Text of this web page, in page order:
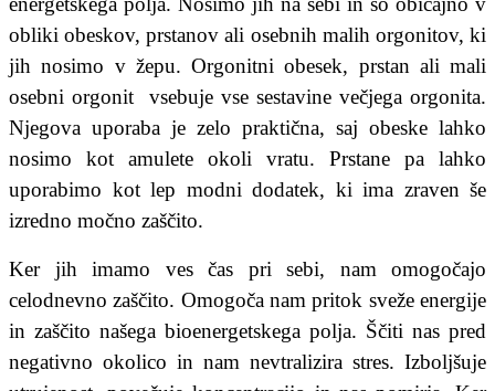
obliki obeskov, prstanov ali osebnih malih orgonitov, ki
jih nosimo v žepu. Orgonitni obesek, prstan ali mali
osebni orgonit vsebuje vse sestavine večjega orgonita.
Njegova uporaba je zelo praktična, saj obeske lahko
nosimo kot amulete okoli vratu. Prstane pa lahko
uporabimo kot lep modni dodatek, ki ima zraven še
izredno močno zaščito.
Ker jih imamo ves čas pri sebi, nam omogočajo
celodnevno zaščito. Omogoča nam pritok sveže energije
in zaščito našega bioenergetskega polja. Ščiti nas pred
negativno okolico in nam nevtralizira stres. Izboljšuje